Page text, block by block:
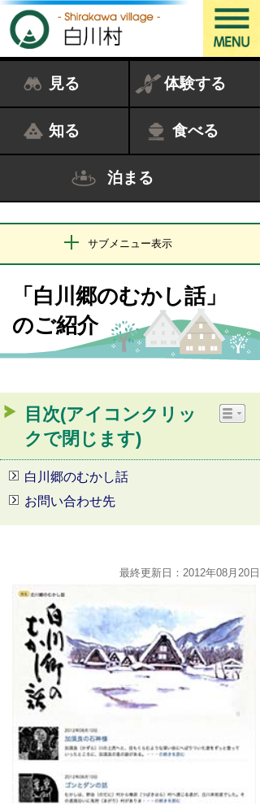
見る 体験する
知る 食べる
泊まる
サブメニュー表示
「白川郷のむかし話」
のご紹介
目次(アイコンクリッ
クで閉じます)
白川郷のむかし話
お問い合わせ先
最終更新日：2012年08月20日